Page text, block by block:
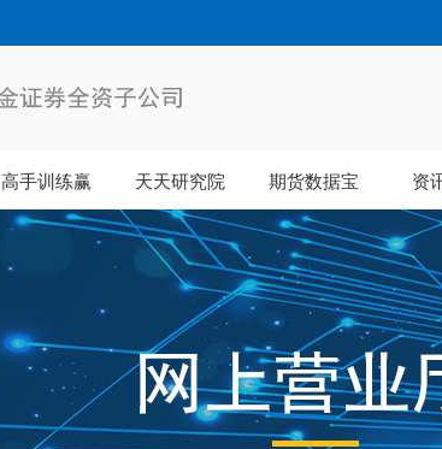
高手训练赢 天天研究院 期货数据宝 资